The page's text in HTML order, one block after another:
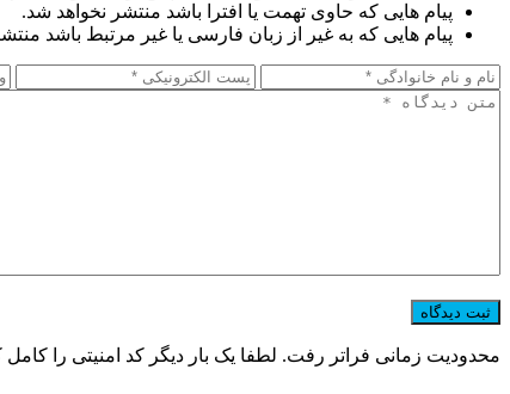
پیام هایی که حاوی تهمت یا افترا باشد منتشر نخواهد شد.
پیام هایی که به غیر از زبان فارسی یا غیر مرتبط باشد
محدودیت زمانی فراتر رفت. لطفا یک بار دیگر کد امنیتی را کامل